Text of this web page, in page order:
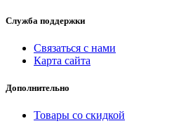
Служба поддержки
Связаться с нами
Карта сайта
Дополнительно
Товары со скидкой